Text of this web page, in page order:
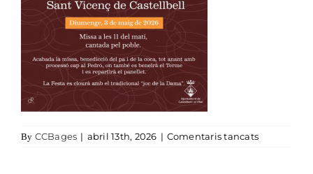
By CCBages | abril 13th, 2026 | Comentaris tancatsa